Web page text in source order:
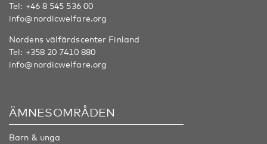
Tel: +46 8 545 536 00
info@nordicwelfare.org
Nordens välfärdscenter Finland
Tel: +358 20 7410 880
info@nordicwelfare.org
ÄMNESOMRÅDEN
Barn & unga